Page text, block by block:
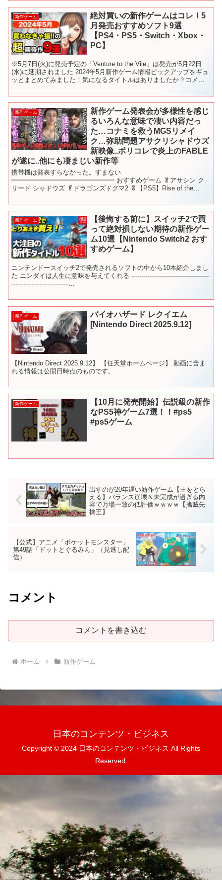
新作ゲーム
絶対買いの新作ゲームはコレ！5
月発売おすすめソフト9選
【PS4・PS5・Switch・Xbox・
PC】
※5月7日(火)に発売予定の「Venture to the Vile」は発売が5月22日
(水)に延期されました 2024年5月新作ゲーム情報ピックアップをギュ
ッとまとめてみました！気になるタイトルはありましたか？コメン
新作ゲーム
新作ゲーム発表会が多様性を感じ
るいろんな意味で凄い内容だっ
た…コナミを救うMGSリメイ
ク…弥助問題アサクリシャドウズ
新映像..ポリコレで炎上のFABLE
が遂に..他にも凄まじい新作等
携帯機は発表すらなかった。すまない
━━━━━━━━━━━━━━━━ おすすめゲーム 🥬アサシン ク
リード シャドウズ 🥬ドラゴンズドグマ2 🥬【PS5】Rise of the
新作ゲーム
【後悔する前に】スイッチ2で買
って絶対損しない期待の新作ゲー
ム10選【Nintendo Switch2 おす
すめゲーム】
ニンテンドースイッチ2で発売されるソフトの中から10本紹介しまし
た ニンダイは人生に意味を与えてくれる ---------------------------------------
-----------------------------...
新作ゲーム
バイオハザード レクイエム
[Nintendo Direct 2025.9.12]
【Nintendo Direct 2025.9.12】 【任天堂ホームページ】 動画に含ま
れる情報は公開日時点のものです。
新作ゲーム
【10月に発売開始】伝説級の新作
なPS5神ゲーム7選！！#ps5
#ps5ゲーム
出すのが20年遅い新作ゲーム【王をとら
える】バランス崩壊＆未完成が過ぎる内
容で万場一致の低評価ｗｗｗｗ【擒贼先
擒王】
【公式】アニメ「ポケットモンスター」
第49話「ドットとぐるみん」（見逃し配
信）
コメント
コメントを書き込む
ホーム 新作ゲーム
日本のコンテンツ・ビジネス
Copyright © 2024 日本のコンテンツ・ビジネス All Rights
Reserved.